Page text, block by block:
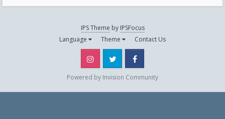
IPS Theme by IPSFocus
Language
Theme Contact Us
Instagram Twitter
Powered by Invision Community